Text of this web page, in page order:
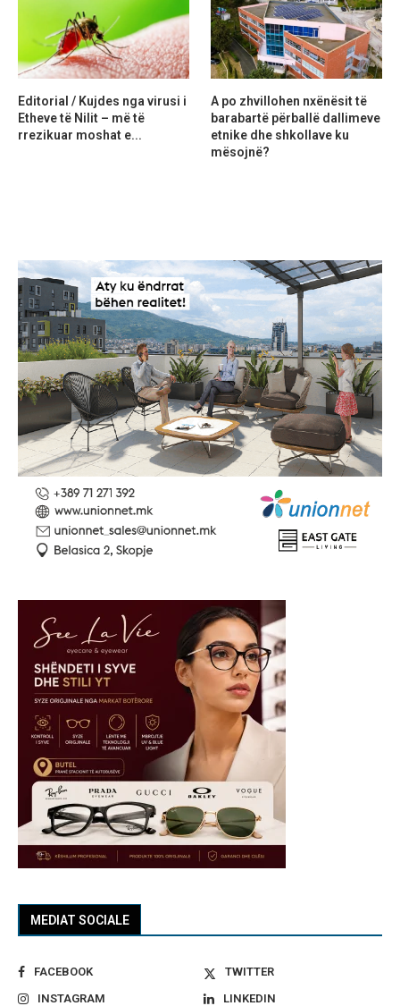
MEDIAT SOCIALE
FACEBOOK
TWITTER
INSTAGRAM
LINKEDIN
Editorial / Kujdes nga virusi i
Etheve të Nilit – më të
rrezikuar moshat e...
A po zhvillohen nxënësit të
barabartë përballë dallimeve
etnike dhe shkollave ku
mësojnë?